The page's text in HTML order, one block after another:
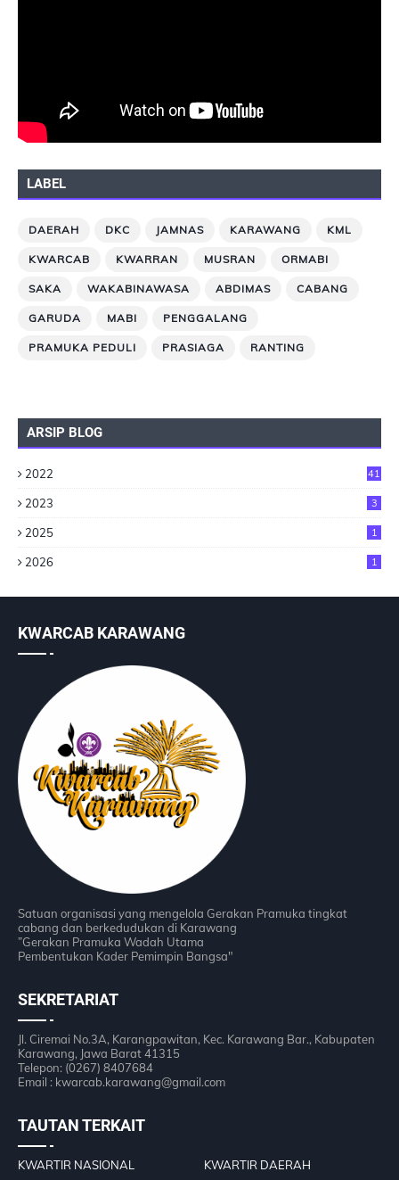
LABEL
DAERAH DKC JAMNAS KARAWANG KML
KWARCAB KWARRAN MUSRAN ORMABI
SAKA WAKABINAWASA ABDIMAS CABANG
GARUDA MABI PENGGALANG
PRAMUKA PEDULI PRASIAGA RANTING
ARSIP BLOG
2022 41
2023 3
2025 1
2026 1
KWARCAB KARAWANG
Satuan organisasi yang mengelola Gerakan Pramuka tingkat
cabang dan berkedudukan di Karawang
”Gerakan Pramuka Wadah Utama
Pembentukan Kader Pemimpin Bangsa"
SEKRETARIAT
Jl. Ciremai No.3A, Karangpawitan, Kec. Karawang Bar., Kabupaten
Karawang, Jawa Barat 41315
Telepon: (0267) 8407684
Email : kwarcab.karawang@gmail.com
TAUTAN TERKAIT
KWARTIR NASIONAL KWARTIR DAERAH